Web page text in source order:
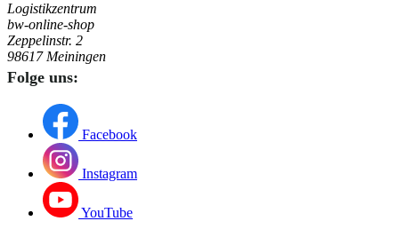
Logistikzentrum
bw-online-shop
Zeppelinstr. 2
98617 Meiningen
Folge uns:
Facebook
Instagram
YouTube